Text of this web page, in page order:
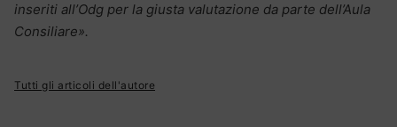
inseriti all’Odg per la giusta valutazione da parte dell’Aula
Consiliare».
Tutti gli articoli dell'autore